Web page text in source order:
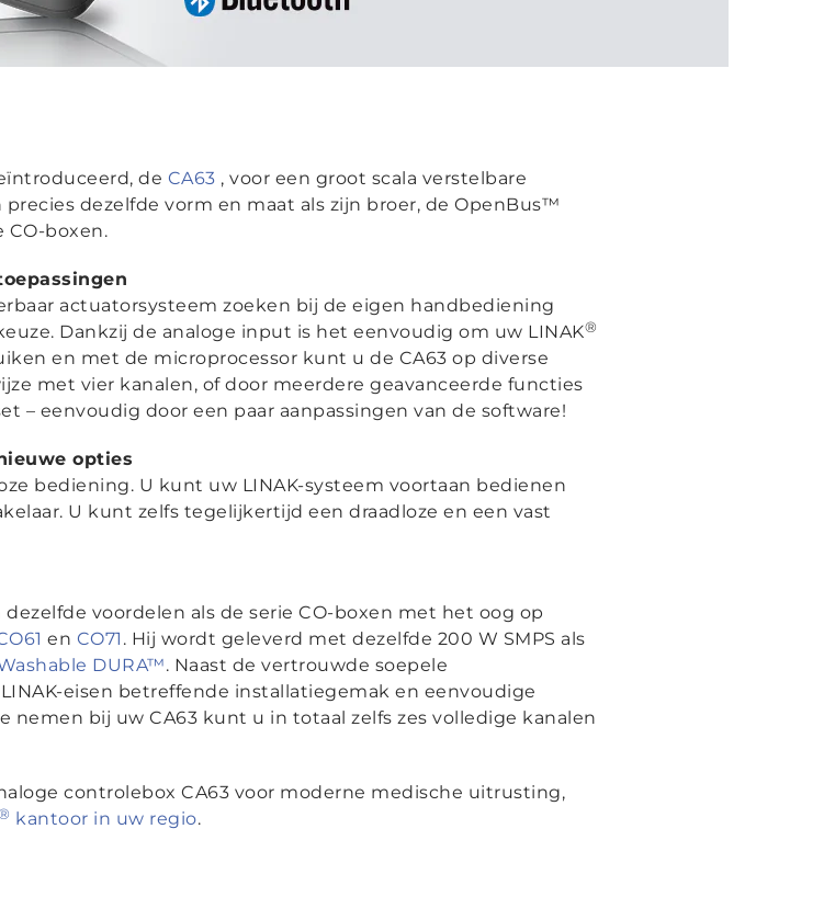
de CA63 , voor een groot scala verstelbare
dezelfde vorm en maat als zijn broer, de OpenBus™
CO-boxen.
actuatorsysteem zoeken bij de eigen handbediening
Dankzij de analoge input is het eenvoudig om uw LINAK®
en met de microprocessor kunt u de CA63 op diverse
met vier kanalen, of door meerdere geavanceerde functies
– eenvoudig door een paar aanpassingen van de software!
opties
bediening. U kunt uw LINAK-systeem voortaan bedienen
U kunt zelfs tegelijkertijd een draadloze en een vast
voordelen als de serie CO-boxen met het oog op
en CO71 . Hij wordt geleverd met dezelfde 200 W SMPS als
DURA™. Naast de vertrouwde soepele
eisen betreffende installatiegemak en eenvoudige
nemen bij uw CA63 kunt u in totaal zelfs zes volledige kanalen
controlebox CA63 voor moderne medische uitrusting,
kantoor in uw regio.